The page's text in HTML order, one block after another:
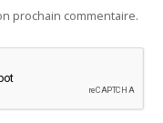
prochain commentaire.